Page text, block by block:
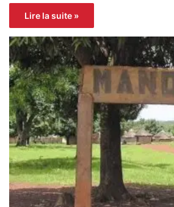
Lire la suite »